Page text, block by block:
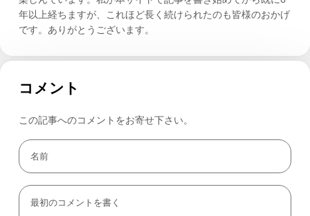
年以上経ちますが、これほど長く続けられたのも皆様のおかげ
です。ありがとうございます。
コメント
この記事へのコメントをお寄せ下さい。